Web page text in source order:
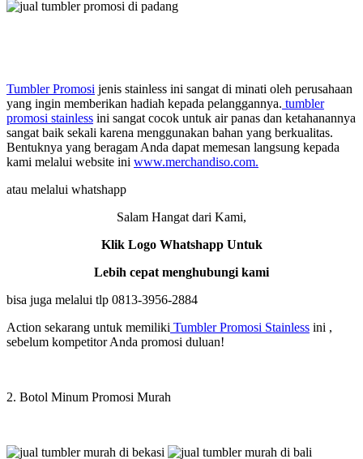
Tumbler Promosi jenis stainless ini sangat di minati oleh perusahaan
yang ingin memberikan hadiah kepada pelanggannya. tumbler
promosi stainless ini sangat cocok untuk air panas dan ketahanannya
sangat baik sekali karena menggunakan bahan yang berkualitas.
Bentuknya yang beragam Anda dapat memesan langsung kepada
kami melalui website ini www.merchandiso.com.
atau melalui whatshapp
Salam Hangat dari Kami,
Klik Logo Whatshapp Untuk
Lebih cepat menghubungi kami
bisa juga melalui tlp 0813-3956-2884
Action sekarang untuk memiliki Tumbler Promosi Stainless ini ,
sebelum kompetitor Anda promosi duluan!
2. Botol Minum Promosi Murah